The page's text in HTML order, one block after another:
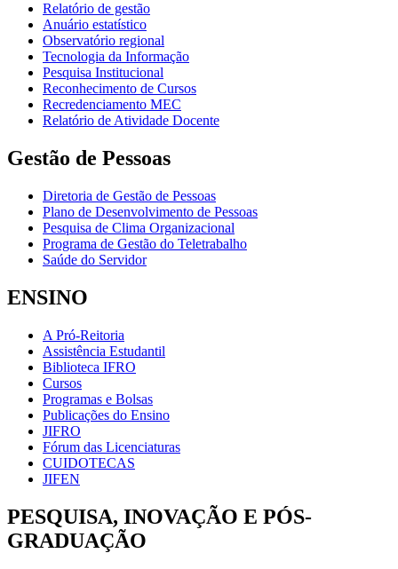
Relatório de gestão
Anuário estatístico
Observatório regional
Tecnologia da Informação
Pesquisa Institucional
Reconhecimento de Cursos
Recredenciamento MEC
Relatório de Atividade Docente
Gestão de Pessoas
Diretoria de Gestão de Pessoas
Plano de Desenvolvimento de Pessoas
Pesquisa de Clima Organizacional
Programa de Gestão do Teletrabalho
Saúde do Servidor
ENSINO
A Pró-Reitoria
Assistência Estudantil
Biblioteca IFRO
Cursos
Programas e Bolsas
Publicações do Ensino
JIFRO
Fórum das Licenciaturas
CUIDOTECAS
JIFEN
PESQUISA, INOVAÇÃO E PÓS-
GRADUAÇÃO